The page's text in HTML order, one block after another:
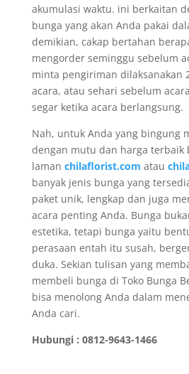
akumulasi waktu. ini berkaitan
bunga yang akan Anda pakai
demikian, cakap bertahan
mengorder seminggu sebelum
minta pengiriman dilaksanakan
acara, atau sehari sebelum
segar ketika acara berlangsung.
Nah, untuk Anda yang bingung
dengan mutu dan harga terbaik
laman chilaflorist.com atau
banyak jenis bunga yang
paket unik, lengkap dan juga
acara penting Anda. Bunga
estetika, tetapi bunga yaitu
perasaan entah itu susah,
duka. Sekian tulisan yang
membeli bunga di Toko Bunga
bisa menolong Anda dalam
Anda cari.
Hubungi : 0812-9643-1466